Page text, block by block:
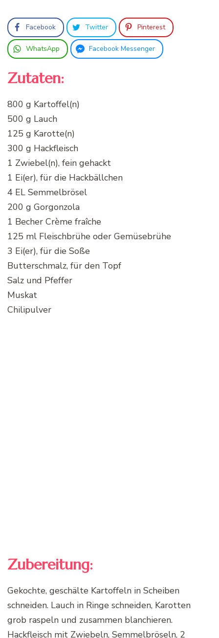
Facebook Twitter Pinterest
WhatsApp Facebook Messenger
Zutaten:
800 g Kartoffel(n)
500 g Lauch
125 g Karotte(n)
300 g Hackfleisch
1 Zwiebel(n), fein gehackt
1 Ei(er), für die Hackbällchen
4 EL Semmelbrösel
200 g Gorgonzola
1 Becher Crème fraîche
125 ml Fleischbrühe oder Gemüsebrühe
3 Ei(er), für die Soße
Butterschmalz, für den Topf
Salz und Pfeffer
Muskat
Chilipulver
Zubereitung:
Gekochte, geschälte Kartoffeln in Scheiben
schneiden. Lauch in Ringe schneiden, Karotten
grob raspeln und zusammen blanchieren.
Hackfleisch mit Zwiebeln, Semmelbröseln, 2